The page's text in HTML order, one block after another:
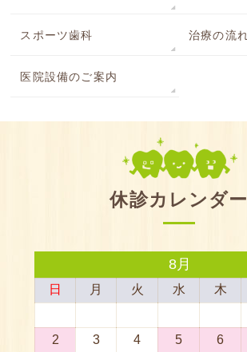
スポーツ歯科 治療の流
医院設備のご案内
休診カレンダー